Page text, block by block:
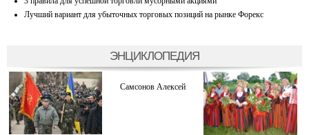
Лучший вариант для убыточных торговых позиций на рынке Форекс
ЭНЦИКЛОПЕДИЯ
Самсонов Алексей